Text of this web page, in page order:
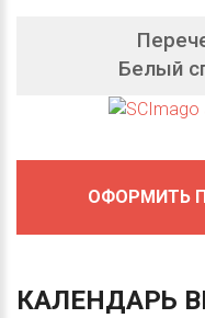
Белый
ОФОРМИТЬ
КАЛЕНДАРЬ